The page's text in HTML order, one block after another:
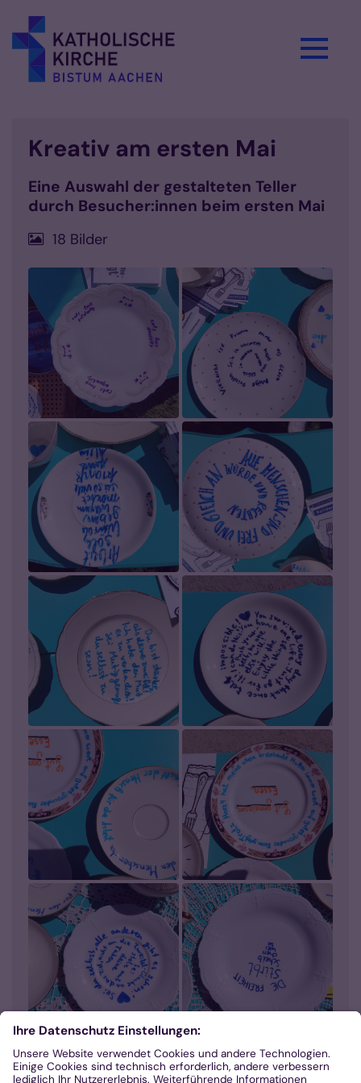
Kreativ am ersten Mai
Eine Auswahl der gestalteten Teller
durch Besucher:innen beim ersten Mai
18 Bilder